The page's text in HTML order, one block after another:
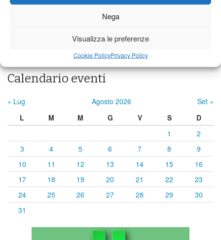
Nega
Visualizza le preferenze
Cookie PolicyPrivacy Policy
Calendario eventi
« Lug Agosto 2026
Set »
L
M M G V S
D
1
2
3
4 5 6 7 8
9
10
11 12 13 14 15
16
17
18 19 20 21 22
23
24
25 26 27 28 29
30
31